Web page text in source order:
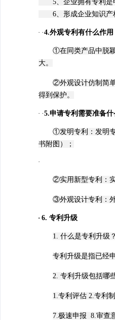
5、企业拥有专利是
6、形成企业知识产
· ·4.外观专利有什么作用
①在同类产品中脱
大。
②外观设计仿制简
得到保护。
· ·5.申请专利需要准备
①发明专利：发明
书附图）；
·
②实用新型专利：
③外观设计专利：
· 6. 专利升级
1. 什么是专利升级
专利升级是指已经
2. 专利升级包括哪
1.专利评估 2.专利
7.极速申报 8.审查